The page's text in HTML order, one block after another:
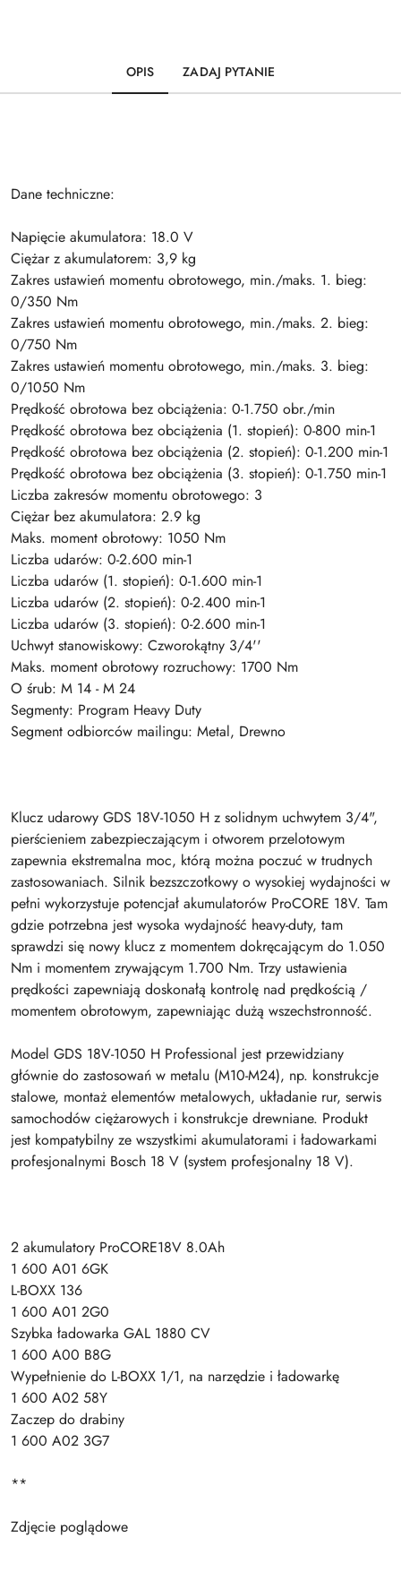
OPIS ZADAJ PYTANIE
Dane techniczne:
Napięcie akumulatora: 18.0 V
Ciężar z akumulatorem: 3,9 kg
Zakres ustawień momentu obrotowego, min./maks. 1. bieg:
0/350 Nm
Zakres ustawień momentu obrotowego, min./maks. 2. bieg:
0/750 Nm
Zakres ustawień momentu obrotowego, min./maks. 3. bieg:
0/1050 Nm
Prędkość obrotowa bez obciążenia: 0-1.750 obr./min
Prędkość obrotowa bez obciążenia (1. stopień): 0-800 min-1
Prędkość obrotowa bez obciążenia (2. stopień): 0-1.200 min-1
Prędkość obrotowa bez obciążenia (3. stopień): 0-1.750 min-1
Liczba zakresów momentu obrotowego: 3
Ciężar bez akumulatora: 2.9 kg
Maks. moment obrotowy: 1050 Nm
Liczba udarów: 0-2.600 min-1
Liczba udarów (1. stopień): 0-1.600 min-1
Liczba udarów (2. stopień): 0-2.400 min-1
Liczba udarów (3. stopień): 0-2.600 min-1
Uchwyt stanowiskowy: Czworokątny 3/4''
Maks. moment obrotowy rozruchowy: 1700 Nm
O śrub: M 14 - M 24
Segmenty: Program Heavy Duty
Segment odbiorców mailingu: Metal, Drewno
Klucz udarowy GDS 18V-1050 H z solidnym uchwytem 3/4",
pierścieniem zabezpieczającym i otworem przelotowym
zapewnia ekstremalna moc, którą można poczuć w trudnych
zastosowaniach. Silnik bezszczotkowy o wysokiej wydajności w
pełni wykorzystuje potencjał akumulatorów ProCORE 18V. Tam
gdzie potrzebna jest wysoka wydajność heavy-duty, tam
sprawdzi się nowy klucz z momentem dokręcającym do 1.050
Nm i momentem zrywającym 1.700 Nm. Trzy ustawienia
prędkości zapewniają doskonałą kontrolę nad prędkością /
momentem obrotowym, zapewniając dużą wszechstronność.
Model GDS 18V-1050 H Professional jest przewidziany
głównie do zastosowań w metalu (M10-M24), np. konstrukcje
stalowe, montaż elementów metalowych, układanie rur, serwis
samochodów ciężarowych i konstrukcje drewniane. Produkt
jest kompatybilny ze wszystkimi akumulatorami i ładowarkami
profesjonalnymi Bosch 18 V (system profesjonalny 18 V).
2 akumulatory ProCORE18V 8.0Ah
1 600 A01 6GK
L-BOXX 136
1 600 A01 2G0
Szybka ładowarka GAL 1880 CV
1 600 A00 B8G
Wypełnienie do L-BOXX 1/1, na narzędzie i ładowarkę
1 600 A02 58Y
Zaczep do drabiny
1 600 A02 3G7
**
Zdjęcie poglądowe